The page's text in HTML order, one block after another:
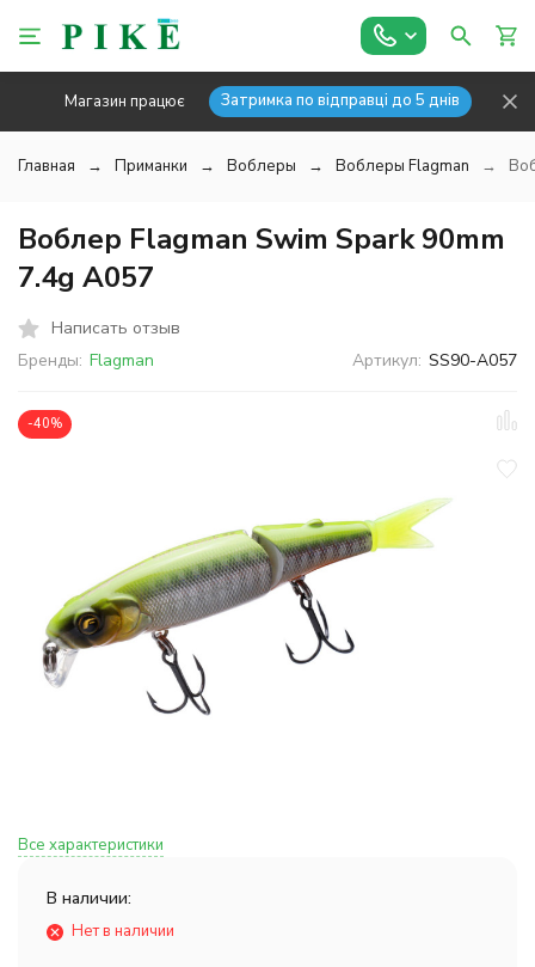
Магазин працює Затримка по відправці до 5 днів
Главная Приманки Воблеры Воблеры Flagman
Воблер Flagman Swim Spark 90mm
7.4g A057
Написать отзыв
Бренды: Flagman Артикул: SS90-A057
-40%
Все характеристики
В наличии:
Нет в наличии